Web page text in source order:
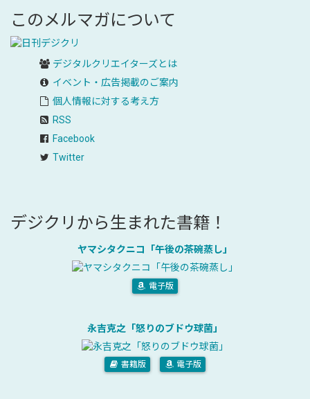
このメルマガについて
デジタルクリエイターズとは
イベント・広告掲載のご案内
個人情報に対する考え方
RSS
Facebook
Twitter
デジクリから生まれた書籍！
ヤマシタクニコ「午後の茶碗蒸し」
電子版
永吉克之「怒りのブドウ球菌」
書籍版 電子版